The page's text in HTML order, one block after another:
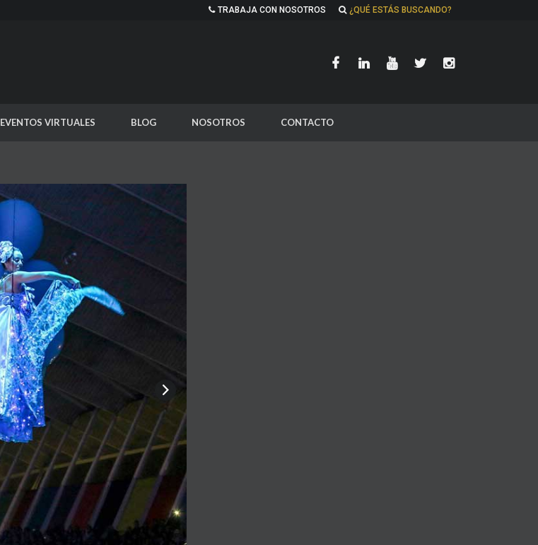
TRABAJA CON NOSOTROS ¿QUÉ ESTÁS BUSCANDO?
EVENTOS VIRTUALES BLOG NOSOTROS CONTACTO